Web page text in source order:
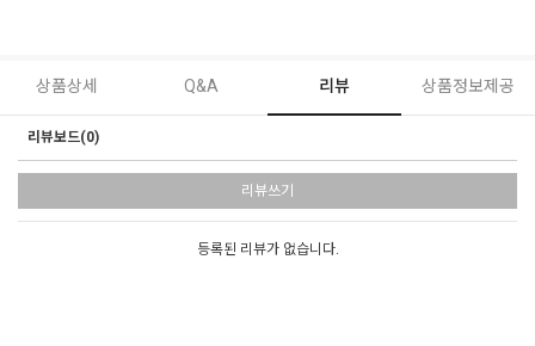
상품상세 Q&A 리뷰 상품정보제공
리뷰보드(0)
리뷰쓰기
등록된 리뷰가 없습니다.